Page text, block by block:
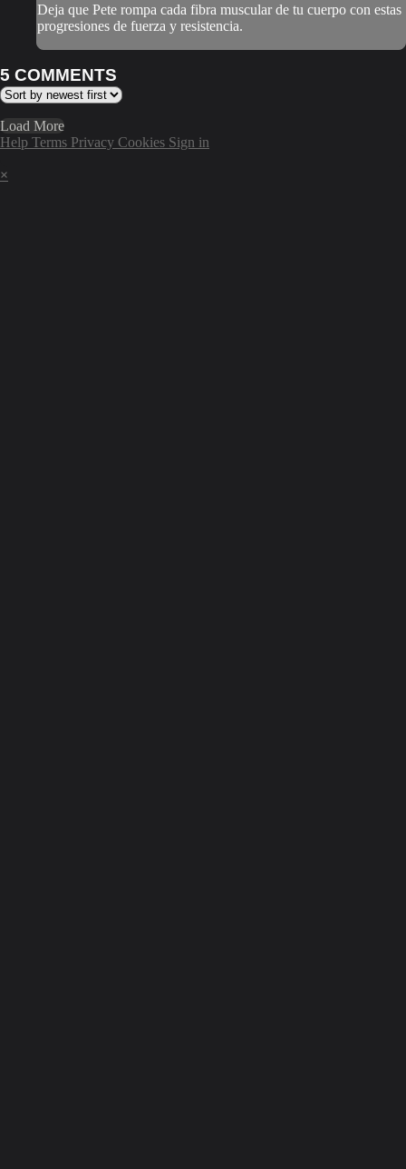
Deja que Pete rompa cada fibra muscular de tu cuerpo con estas
progresiones de fuerza y resistencia.
5 COMMENTS
Load More
Help Terms Privacy Cookies Sign in
×